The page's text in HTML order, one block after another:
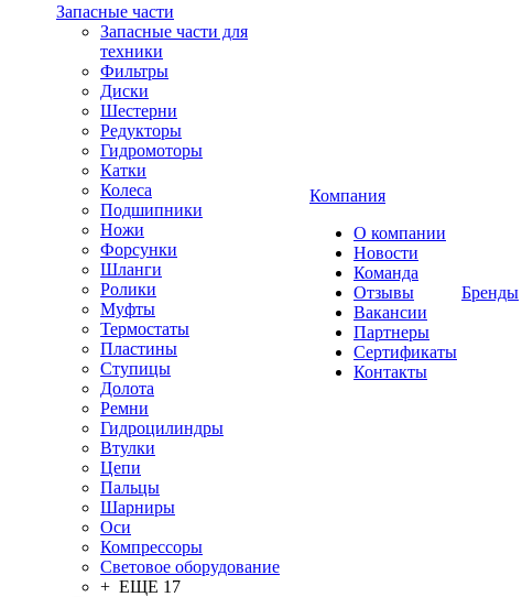
Запасные части
Запасные части для
техники
Фильтры
Диски
Шестерни
Редукторы
Гидромоторы
Катки
Колеса
Подшипники
Ножи
Форсунки
Шланги
Ролики
Муфты
Термостаты
Пластины
Ступицы
Долота
Ремни
Гидроцилиндры
Втулки
Цепи
Пальцы
Шарниры
Оси
Компрессоры
Световое оборудование
+ ЕЩЕ 17
Компания
О компании
Новости
Команда
Отзывы
Вакансии
Партнеры
Сертификаты
Контакты
Бренды